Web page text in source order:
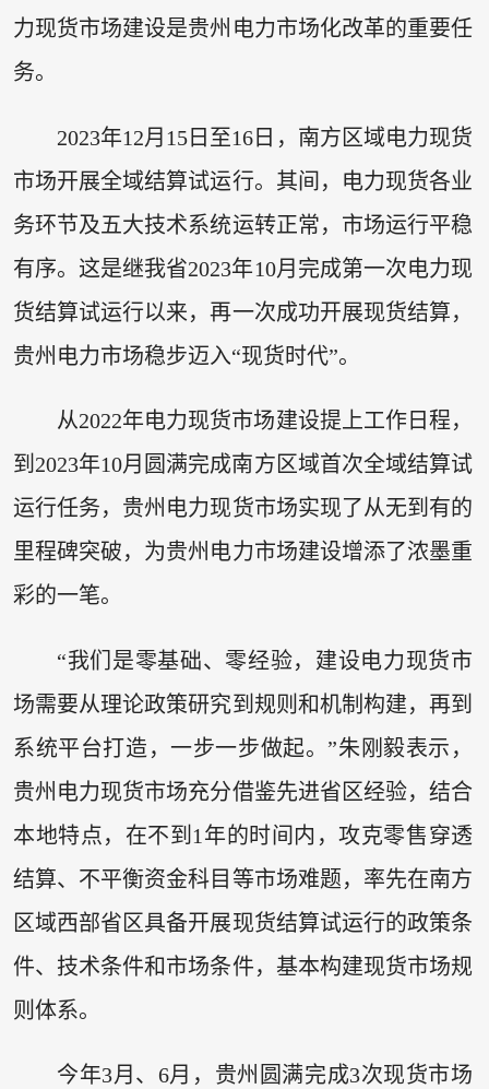
力现货市场建设是贵州电力市场化改革的重要任
务。
2023年12月15日至16日，南方区域电力现货
市场开展全域结算试运行。其间，电力现货各业
务环节及五大技术系统运转正常，市场运行平稳
有序。这是继我省2023年10月完成第一次电力现
货结算试运行以来，再一次成功开展现货结算，
贵州电力市场稳步迈入“现货时代”。
从2022年电力现货市场建设提上工作日程，
到2023年10月圆满完成南方区域首次全域结算试
运行任务，贵州电力现货市场实现了从无到有的
里程碑突破，为贵州电力市场建设增添了浓墨重
彩的一笔。
“我们是零基础、零经验，建设电力现货市
场需要从理论政策研究到规则和机制构建，再到
系统平台打造，一步一步做起。”朱刚毅表示，
贵州电力现货市场充分借鉴先进省区经验，结合
本地特点，在不到1年的时间内，攻克零售穿透
结算、不平衡资金科目等市场难题，率先在南方
区域西部省区具备开展现货结算试运行的政策条
件、技术条件和市场条件，基本构建现货市场规
则体系。
今年3月、6月，贵州圆满完成3次现货市场